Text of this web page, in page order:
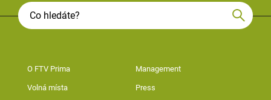
O FTV Prima Management
Volná místa Press